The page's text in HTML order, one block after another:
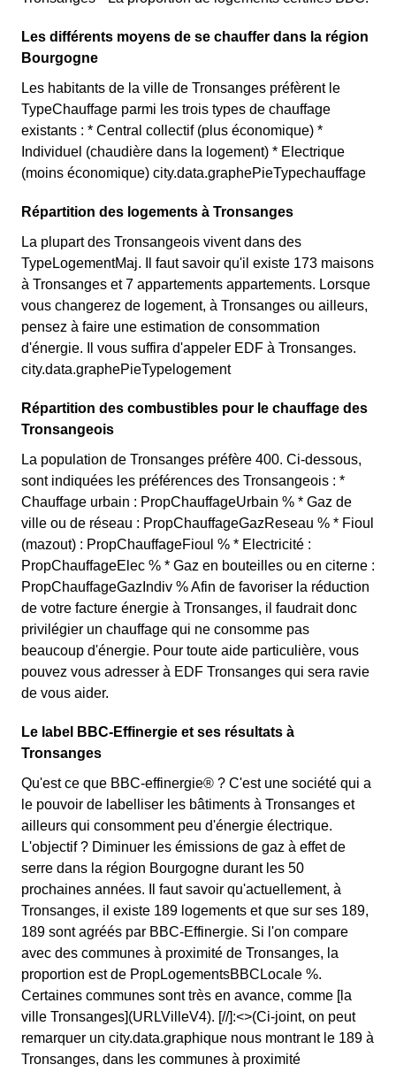
Les différents moyens de se chauffer dans la région
Bourgogne
Les habitants de la ville de Tronsanges préfèrent le
TypeChauffage parmi les trois types de chauffage
existants : * Central collectif (plus économique) *
Individuel (chaudière dans la logement) * Electrique
(moins économique) city.data.graphePieTypechauffage
Répartition des logements à Tronsanges
La plupart des Tronsangeois vivent dans des
TypeLogementMaj. Il faut savoir qu'il existe 173 maisons
à Tronsanges et 7 appartements appartements. Lorsque
vous changerez de logement, à Tronsanges ou ailleurs,
pensez à faire une estimation de consommation
d'énergie. Il vous suffira d'appeler EDF à Tronsanges.
city.data.graphePieTypelogement
Répartition des combustibles pour le chauffage des
Tronsangeois
La population de Tronsanges préfère 400. Ci-dessous,
sont indiquées les préférences des Tronsangeois : *
Chauffage urbain : PropChauffageUrbain % * Gaz de
ville ou de réseau : PropChauffageGazReseau % * Fioul
(mazout) : PropChauffageFioul % * Electricité :
PropChauffageElec % * Gaz en bouteilles ou en citerne :
PropChauffageGazIndiv % Afin de favoriser la réduction
de votre facture énergie à Tronsanges, il faudrait donc
privilégier un chauffage qui ne consomme pas
beaucoup d'énergie. Pour toute aide particulière, vous
pouvez vous adresser à EDF Tronsanges qui sera ravie
de vous aider.
Le label BBC-Effinergie et ses résultats à
Tronsanges
Qu'est ce que BBC-effinergie® ? C'est une société qui a
le pouvoir de labelliser les bâtiments à Tronsanges et
ailleurs qui consomment peu d'énergie électrique.
L'objectif ? Diminuer les émissions de gaz à effet de
serre dans la région Bourgogne durant les 50
prochaines années. Il faut savoir qu'actuellement, à
Tronsanges, il existe 189 logements et que sur ses 189,
189 sont agréés par BBC-Effinergie. Si l'on compare
avec des communes à proximité de Tronsanges, la
proportion est de PropLogementsBBCLocale %.
Certaines communes sont très en avance, comme [la
ville Tronsanges](URLVilleV4). [//]:<>(Ci-joint, on peut
remarquer un city.data.graphique nous montrant le 189 à
Tronsanges, dans les communes à proximité